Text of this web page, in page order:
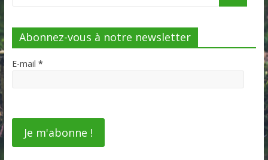
Abonnez-vous à notre newsletter
E-mail *